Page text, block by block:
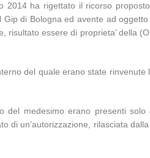
ha rigettato il ricorso
di Bologna ed avente ad
risultato essere di proprieta’ della
del quale erano state
del medesimo erano presenti
di un’autorizzazione, rilasciata